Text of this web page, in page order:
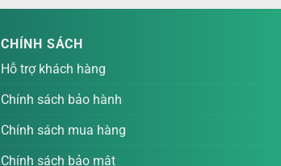
CHÍNH SÁCH
Hỗ trợ khách hàng
Chính sách bảo hành
Chính sách mua hàng
Chính sách bảo mật